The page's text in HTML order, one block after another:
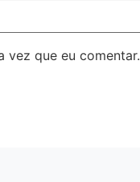
vez que eu comentar.